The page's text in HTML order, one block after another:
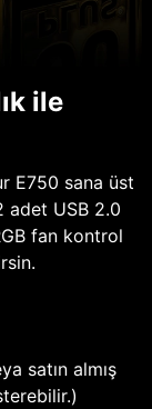
ile
E750 sana üst
adet USB 2.0
fan kontrol
satın almış